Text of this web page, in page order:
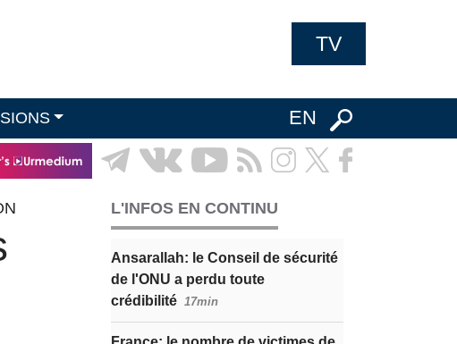
TV
EN
L'INFOS EN CONTINU
Ansarallah: le Conseil de sécurité
de l'ONU a perdu toute
crédibilité 17min